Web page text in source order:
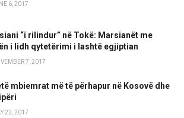
6, 2017
“i rilindur” në Tokë: Marsianët me
i lidh qytetërimi i lashtë egjiptian
7, 2017
mbiemrat më të përhapur në Kosovë dhe
22, 2017